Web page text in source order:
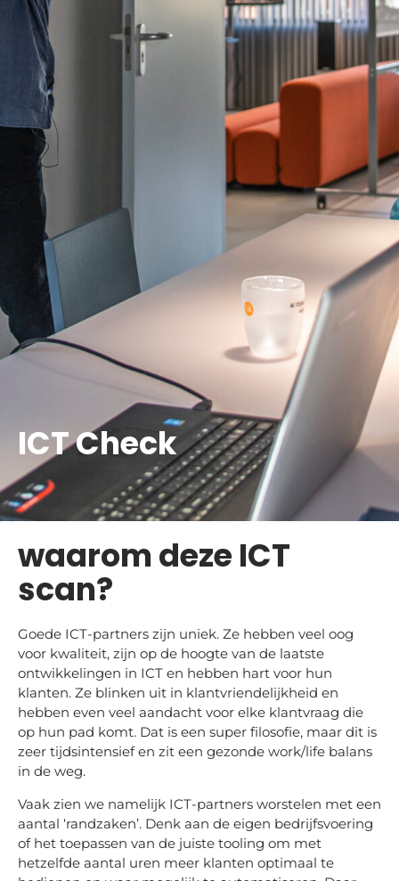
ICT Check
waarom deze ICT
scan?
Goede ICT-partners zijn uniek. Ze hebben veel oog
voor kwaliteit, zijn op de hoogte van de laatste
ontwikkelingen in ICT en hebben hart voor hun
klanten. Ze blinken uit in klantvriendelijkheid en
hebben even veel aandacht voor elke klantvraag die
op hun pad komt. Dat is een super filosofie, maar dit is
zeer tijdsintensief en zit een gezonde work/life balans
in de weg.
Vaak zien we namelijk ICT-partners worstelen met een
aantal ‘randzaken’. Denk aan de eigen bedrijfsvoering
of het toepassen van de juiste tooling om met
hetzelfde aantal uren meer klanten optimaal te